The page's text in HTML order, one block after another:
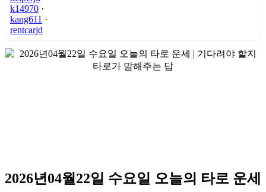
k14970 ·
kang611 ·
rentcarjd
2026년04월22일 수요일 오늘의 타로 운세